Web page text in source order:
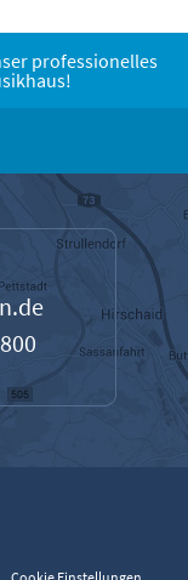
professionelles